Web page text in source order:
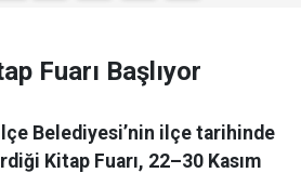
Fuarı Başlıyor
ilçe Belediyesi’nin ilçe tarihinde
Kitap Fuarı, 22–30 Kasım